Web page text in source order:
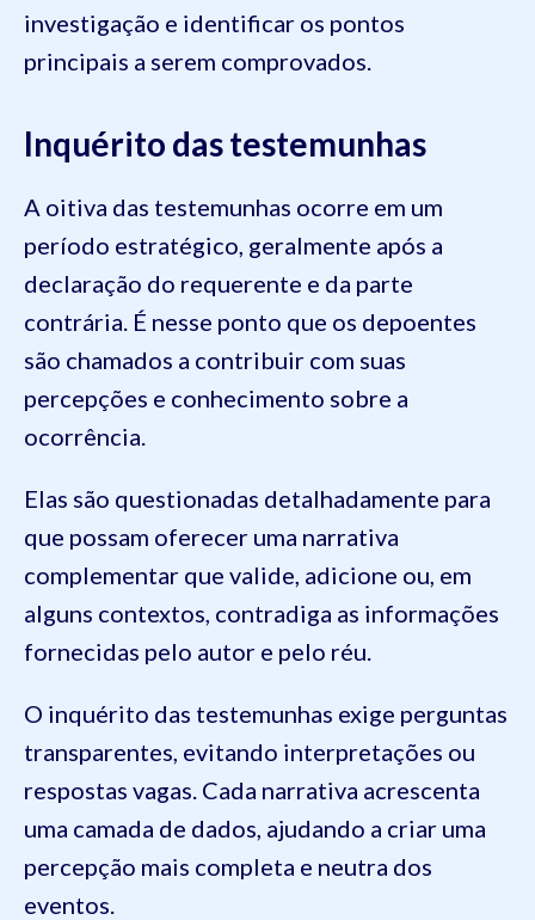
investigação e identificar os pontos
principais a serem comprovados.
Inquérito das testemunhas
A oitiva das testemunhas ocorre em um
período estratégico, geralmente após a
declaração do requerente e da parte
contrária. É nesse ponto que os depoentes
são chamados a contribuir com suas
percepções e conhecimento sobre a
ocorrência.
Elas são questionadas detalhadamente para
que possam oferecer uma narrativa
complementar que valide, adicione ou, em
alguns contextos, contradiga as informações
fornecidas pelo autor e pelo réu.
O inquérito das testemunhas exige perguntas
transparentes, evitando interpretações ou
respostas vagas. Cada narrativa acrescenta
uma camada de dados, ajudando a criar uma
percepção mais completa e neutra dos
eventos.